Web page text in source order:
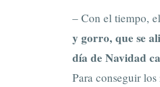
– Con el tiempo,
y gorro, que se
día de Navidad
Para conseguir